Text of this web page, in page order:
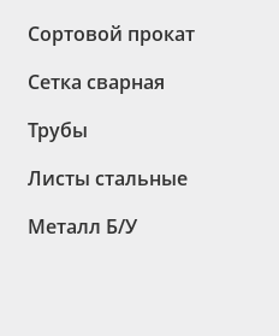
Сортовой прокат
Сетка сварная
Трубы
Листы стальные
Металл Б/У